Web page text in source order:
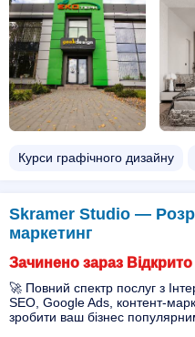
Курси графічного дизайну
Skramer Studio —
маркетинг
Зачинено зараз
🚀 Повний спектр послуг з
SEO, Google Ads, контент-
зробити ваш бізнес